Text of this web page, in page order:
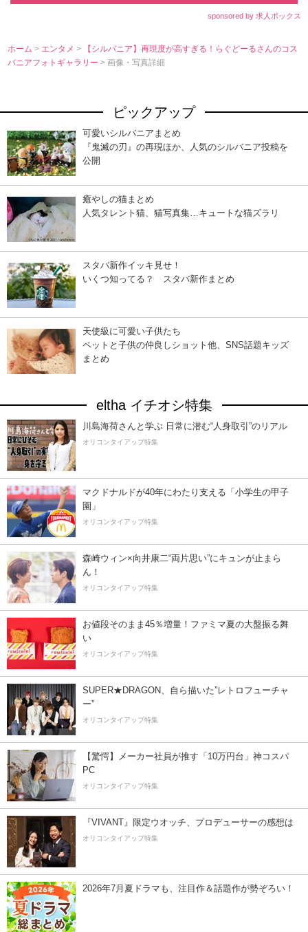
sponsored by 求人ボックス
ホーム > エンタメ>
【シルバニア】再現度が高すぎる！らぐどーるさんのコス
バニアフォトギャラリー> 画像・写真詳細
ピックアップ
可愛いシルバニアまとめ
『鬼滅の刃』の再現ほか、人気のシルバニア投稿を
公開
癒やしの猫まとめ
人気タレント猫、猫写真集…キュートな猫ズラリ
スタバ新作イッキ見せ！
いくつ知ってる？ スタバ新作まとめ
天使級に可愛い子供たち
ペットと子供の仲良しショット他、SNS話題キッズ
まとめ
eltha イチオシ特集
川島海荷さんと学ぶ 日常に潜む“人身取引”のリアル
オリコンタイアップ特集
マクドナルドが40年にわたり支える「小学生の甲子
園」
オリコンタイアップ特集
森崎ウィン×向井康二“両片思い”にキュンが止まら
ん！
オリコンタイアップ特集
お値段そのまま45％増量！ファミマ夏の大盤振る舞
い
オリコンタイアップ特集
SUPER★DRAGON、自ら描いた”レトロフューチャ
ー”
オリコンタイアップ特集
【驚愕】メーカー社員が推す「10万円台」神コスパ
PC
オリコンタイアップ特集
『VIVANT』限定ウオッチ、プロデューサーの感想は
オリコンタイアップ特集
2026年7月夏ドラマも、注目作＆話題作が勢ぞろい！